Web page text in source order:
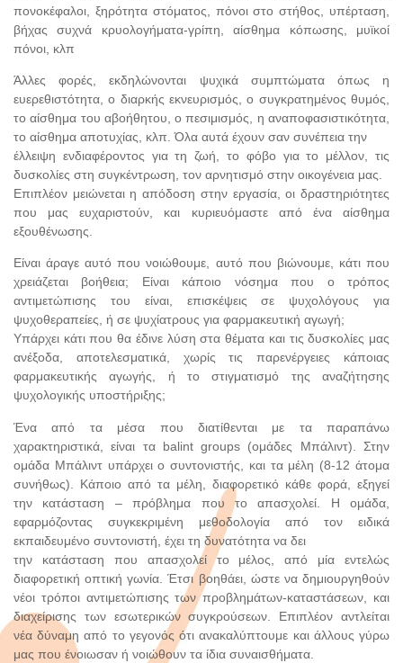
πονοκέφαλοι, ξηρότητα στόματος, πόνοι στο στήθος, υπέρταση,
βήχας συχνά κρυολογήματα-γρίπη, αίσθημα κόπωσης, μυϊκοί
πόνοι, κλπ
Άλλες φορές, εκδηλώνονται ψυχικά συμπτώματα όπως η
ευερεθιστότητα, ο διαρκής εκνευρισμός, ο συγκρατημένος θυμός,
το αίσθημα του αβοήθητου, ο πεσιμισμός, η αναποφασιστικότητα,
το αίσθημα αποτυχίας, κλπ. Όλα αυτά έχουν σαν συνέπεια την
έλλειψη ενδιαφέροντος για τη ζωή, το φόβο για το μέλλον, τις
δυσκολίες στη συγκέντρωση, τον αρνητισμό στην οικογένεια μας.
Επιπλέον μειώνεται η απόδοση στην εργασία, οι δραστηριότητες
που μας ευχαριστούν, και κυριευόμαστε από ένα αίσθημα
εξουθένωσης.
Είναι άραγε αυτό που νοιώθουμε, αυτό που βιώνουμε, κάτι που
χρειάζεται βοήθεια; Είναι κάποιο νόσημα που ο τρόπος
αντιμετώπισης του είναι, επισκέψεις σε ψυχολόγους για
ψυχοθεραπείες, ή σε ψυχίατρους για φαρμακευτική αγωγή;
Υπάρχει κάτι που θα έδινε λύση στα θέματα και τις δυσκολίες μας
ανέξοδα, αποτελεσματικά, χωρίς τις παρενέργειες κάποιας
φαρμακευτικής αγωγής, ή το στιγματισμό της αναζήτησης
ψυχολογικής υποστήριξης;
Ένα από τα μέσα που διατίθενται με τα παραπάνω
χαρακτηριστικά, είναι τα balint groups (ομάδες Μπάλιντ). Στην
ομάδα Μπάλιντ υπάρχει ο συντονιστής, και τα μέλη (8-12 άτομα
συνήθως). Κάποιο από τα μέλη, διαφορετικό κάθε φορά, εξηγεί
την κατάσταση – πρόβλημα που το απασχολεί. Η ομάδα,
εφαρμόζοντας συγκεκριμένη μεθοδολογία από τον ειδικά
εκπαιδευμένο συντονιστή, έχει τη δυνατότητα να δει
την κατάσταση που απασχολεί το μέλος, από μία εντελώς
διαφορετική οπτική γωνία. Έτσι βοηθάει, ώστε να δημιουργηθούν
νέοι τρόποι αντιμετώπισης των προβλημάτων-καταστάσεων, και
διαχείρισης των εσωτερικών συγκρούσεων. Επιπλέον αντλείται
νέα δύναμη από το γεγονός ότι ανακαλύπτουμε και άλλους γύρω
μας που ένοιωσαν ή νοιώθουν τα ίδια συναισθήματα.